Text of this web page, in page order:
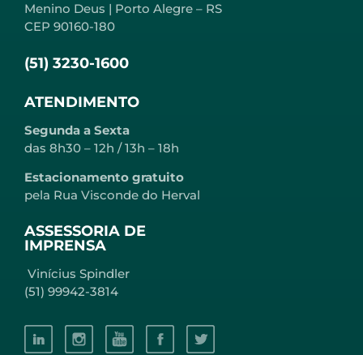
Menino Deus | Porto Alegre – RS
CEP 90160-180
(51) 3230-1600
ATENDIMENTO
Segunda a Sexta
das 8h30 – 12h / 13h – 18h
Estacionamento gratuito
pela Rua Visconde do Herval
ASSESSORIA DE
IMPRENSA
Vinícius Spindler
(51) 99942-3814